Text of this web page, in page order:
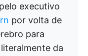
executivo
por volta de
para
da